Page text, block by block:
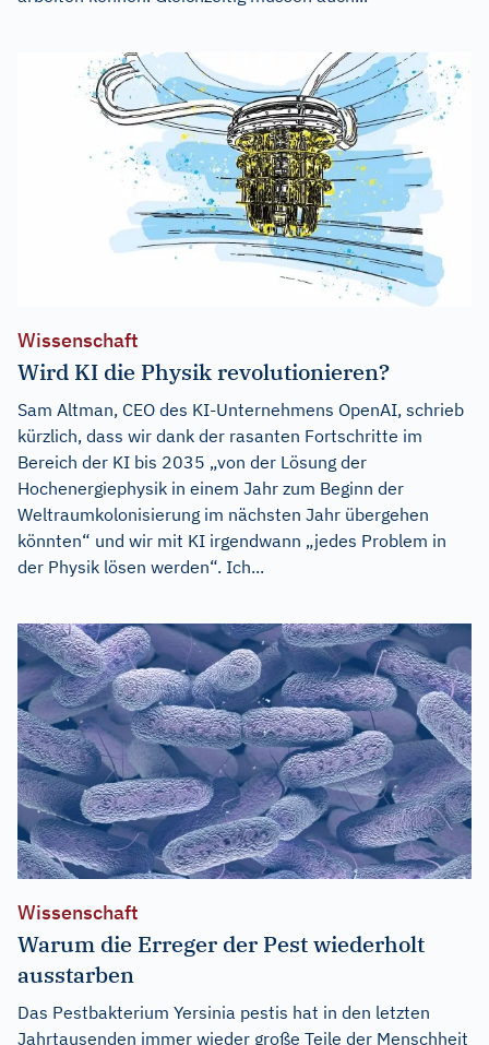
Wissenschaft
Wird KI die Physik revolutionieren?
Sam Altman, CEO des KI-Unternehmens OpenAI, schrieb
kürzlich, dass wir dank der rasanten Fortschritte im
Bereich der KI bis 2035 „von der Lösung der
Hochenergiephysik in einem Jahr zum Beginn der
Weltraumkolonisierung im nächsten Jahr übergehen
könnten“ und wir mit KI irgendwann „jedes Problem in
der Physik lösen werden“. Ich...
Wissenschaft
Warum die Erreger der Pest wiederholt
ausstarben
Das Pestbakterium Yersinia pestis hat in den letzten
Jahrtausenden immer wieder große Teile der Menschheit